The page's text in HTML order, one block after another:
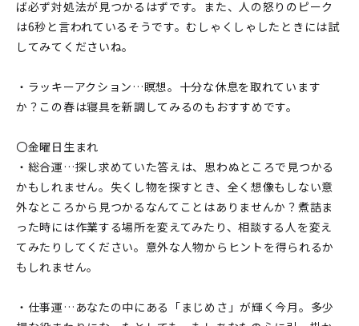
ば必ず対処法が見つかるはずです。また、人の怒りのピーク
は6秒と言われているそうです。むしゃくしゃしたときには試
してみてくださいね。
・ラッキーアクション…瞑想。十分な休息を取れています
か？この春は寝具を新調してみるのもおすすめです。
〇金曜日生まれ
・総合運…探し求めていた答えは、思わぬところで見つかる
かもしれません。失くし物を探すとき、全く想像もしない意
外なところから見つかるなんてことはありませんか？煮詰ま
った時には作業する場所を変えてみたり、相談する人を変え
てみたりしてください。意外な人物からヒントを得られるか
もしれません。
・仕事運…あなたの中にある「まじめさ」が輝く今月。多少